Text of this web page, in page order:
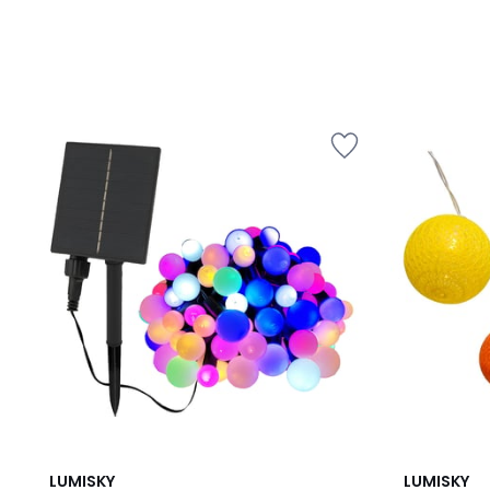
LUMISKY
LUMISKY
1